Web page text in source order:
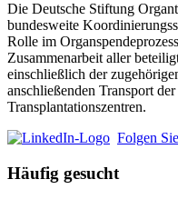
Die Deutsche Stiftung
bundesweite
Rolle im
Zusammenarbeit aller
einschließlich der
anschließenden Transport
Transplantationszentren.
Folgen
Häufig gesucht